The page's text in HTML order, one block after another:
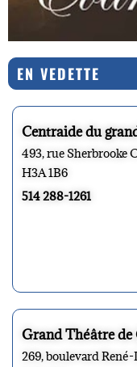
EN VEDETTE
Centraide du
493, rue Sherbrooke
H3A 1B6
514 288-1261
Grand Théâtre de
269, boulevard